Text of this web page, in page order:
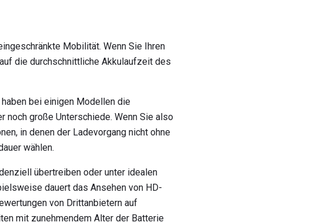
Mobilität. Wenn Sie Ihren
die durchschnittliche Akkulaufzeit des
bei einigen Modellen die
noch große Unterschiede. Wenn Sie also
in denen der Ladevorgang nicht ohne
wählen.
übertreiben oder unter idealen
dauert das Ansehen von HD-
von Drittanbietern auf
mit zunehmendem Alter der Batterie